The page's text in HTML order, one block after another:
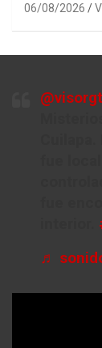
06/08/2026
♬